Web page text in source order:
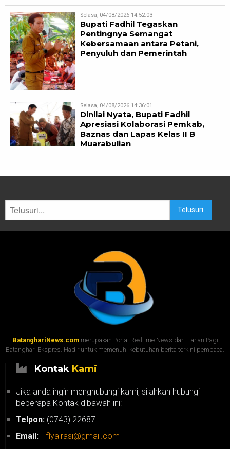
Selasa, 04/08/2026 14:52:03
Bupati Fadhil Tegaskan
Pentingnya Semangat
Kebersamaan antara Petani,
Penyuluh dan Pemerintah
Selasa, 04/08/2026 14:36:01
Dinilai Nyata, Bupati Fadhil
Apresiasi Kolaborasi Pemkab,
Baznas dan Lapas Kelas II B
Muarabulian
Telusuri
BatanghariNews.commerupakan Portal Realtime News dari Harian Pagi
Batanghari Ekspres. Hadir untuk memenuhi kebutuhan berita terkini pembaca.
Kontak Kami
Jika anda ingin menghubungi kami, silahkan hubungi
beberapa Kontak dibawah ini:
Telpon: (0743) 22687
Email:
flyairasi@gmail.com